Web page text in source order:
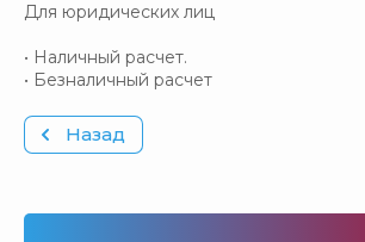
Для юридических лиц
• Наличный расчет.
• Безналичный расчет
Назад